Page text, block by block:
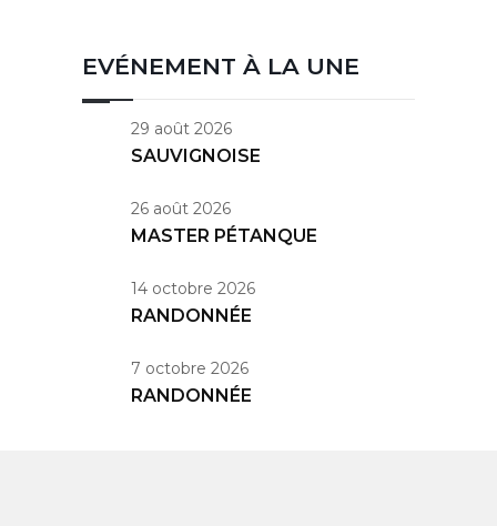
EVÉNEMENT À LA UNE
29 août 2026
SAUVIGNOISE
26 août 2026
MASTER PÉTANQUE
14 octobre 2026
RANDONNÉE
7 octobre 2026
RANDONNÉE